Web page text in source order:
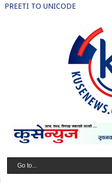
PREETI TO UNICODE